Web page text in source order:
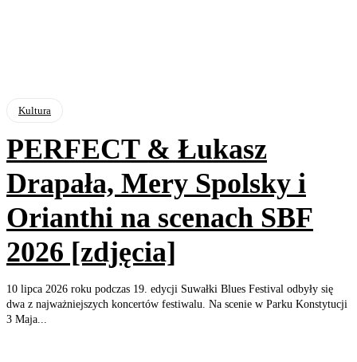
Kultura
PERFECT & Łukasz
Drapała, Mery Spolsky i
Orianthi na scenach SBF
2026 [zdjęcia]
10 lipca 2026 roku podczas 19. edycji Suwałki Blues Festival odbyły się
dwa z najważniejszych koncertów festiwalu. Na scenie w Parku Konstytucji
3 Maja...